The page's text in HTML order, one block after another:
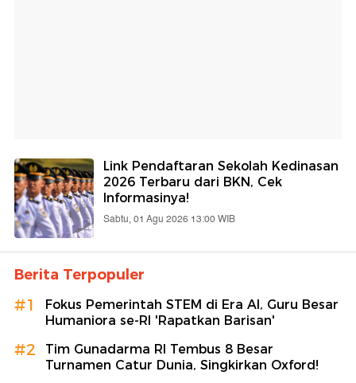
Link Pendaftaran Sekolah Kedinasan
2026 Terbaru dari BKN, Cek
Informasinya!
Sabtu, 01 Agu 2026 13:00 WIB
Berita Terpopuler
#1
Fokus Pemerintah STEM di Era AI, Guru Besar
Humaniora se-RI 'Rapatkan Barisan'
#2
Tim Gunadarma RI Tembus 8 Besar
Turnamen Catur Dunia, Singkirkan Oxford!